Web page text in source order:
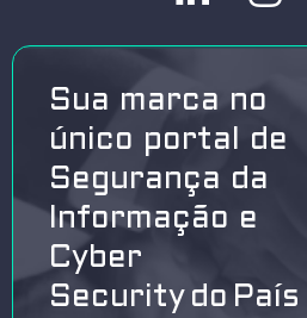
Sua marca no
único portal de
Segurança da
Informação e
Cyber
Security do País